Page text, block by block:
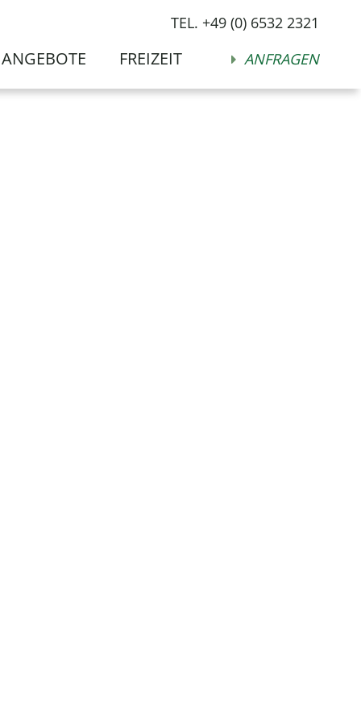
ANGEBOTE FREIZEIT ANFRAGEN
TEL. +49 (0) 6532 2321